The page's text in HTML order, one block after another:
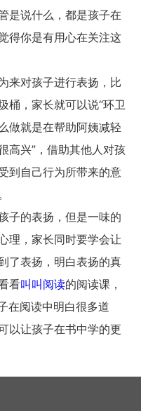
是说什么，都是孩子在
得你是有用心在关注这
对孩子进行表扬，比
桶，家长就可以说“环卫
做就是在帮助阿姨减轻
高兴”，借助其他人对孩
到自己行为所带来的意
的表扬，但是一味的
理，家长同时要学会让
了表扬，明白表扬的真
看叫叫阅读的阅读课，
在阅读中明白很多道
以让孩子在书中学的更